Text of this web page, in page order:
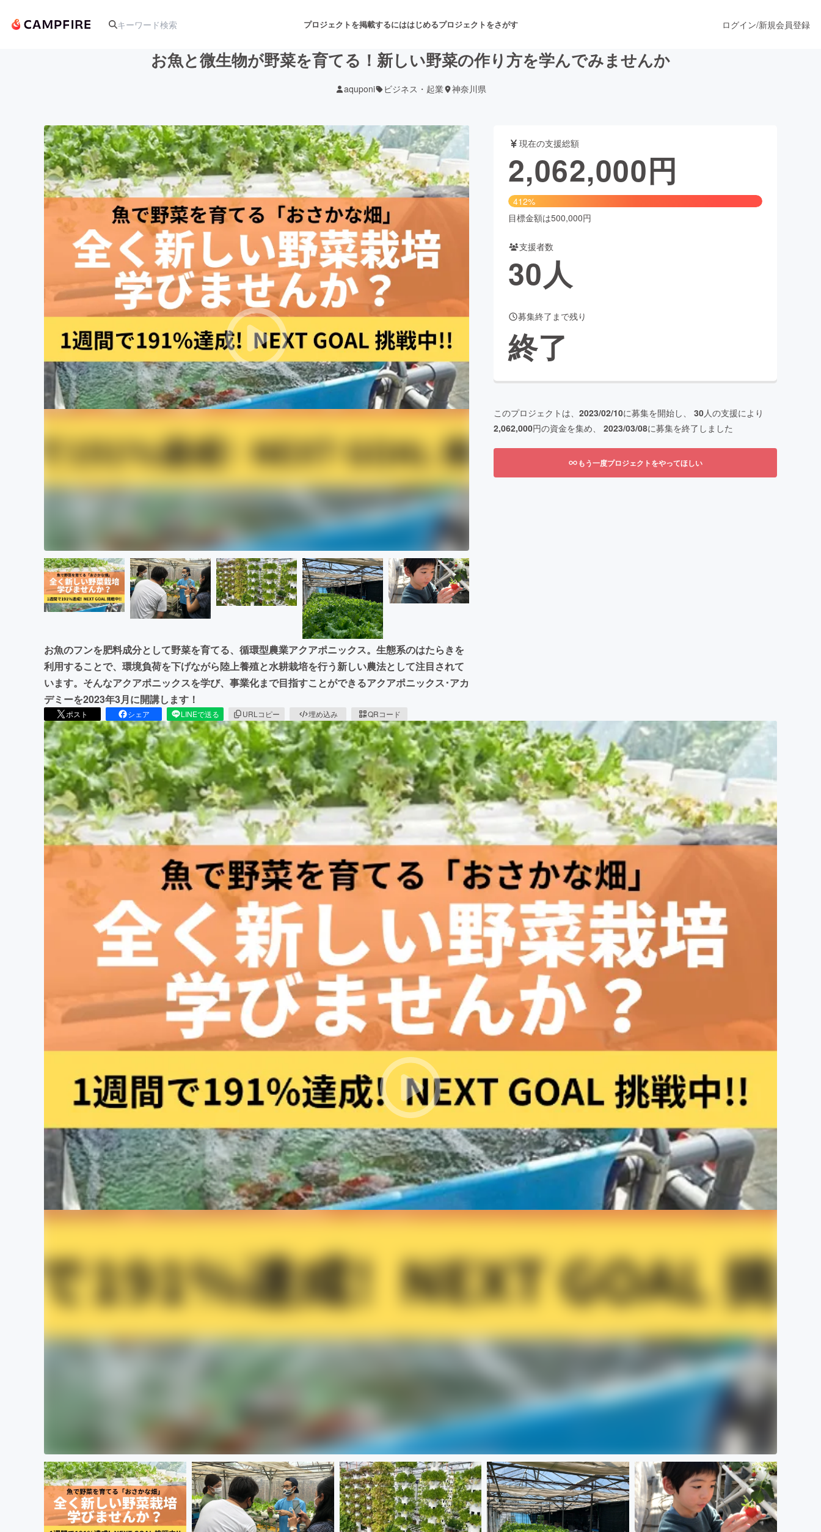
プロジェクトを掲載するにははじめるプロジェクトをさがす
アート・写真 音楽 舞台・パフォーマンス
テクノロジー・ガジェット ゲーム・サービス開発 フード・飲食店 ファッション
映像・映画 書籍・雑誌出版
ビジネス・起業 チャレンジ ビューティー・ヘルスケア
まちづくり・地域活性化
CAMPFIREふるさと納税machi-yaコミュニティ
ログイン/新規会員登録
お魚と微生物が野菜を育てる！新しい野菜の作り方を学んでみませんか
aquponi ビジネス・起業 神奈川県
お魚のフンを肥料成分として野菜を育てる、循環型農業アクアポニックス。生態系のはたらきを
利用することで、環境負荷を下げながら陸上養殖と水耕栽培を行う新しい農法として注目されて
います。そんなアクアポニックスを学び、事業化まで目指すことができるアクアポニックス･アカ
デミーを2023年3月に開講します！
ポスト シェア LINEで送る URLコピー 埋め込み QRコード
現在の支援総額
2,062,000円
412%
目標金額は500,000円
支援者数
30人
募集終了まで残り
終了
このプロジェクトは、 2023/02/10に募集を開始し、 30人の支援により
2,062,000円の資金を集め、 2023/03/08に募集を終了しました
もう一度プロジェクトをやってほしい